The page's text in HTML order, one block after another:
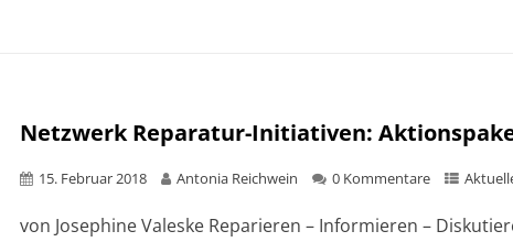
Netzwerk Reparatur-Initiativen:
15. Februar 2018 Antonia Reichwein 0 Kommentare
von Josephine Valeske Reparieren – Informieren –